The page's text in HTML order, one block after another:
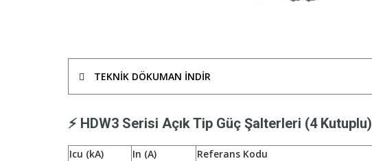
TEKNIK DÖKUMAN INDIR
⚡ HDW3 Serisi Açık Tip Güç Şalterleri (4 Kutuplu)
Icu (kA) In (A) Referans Kodu